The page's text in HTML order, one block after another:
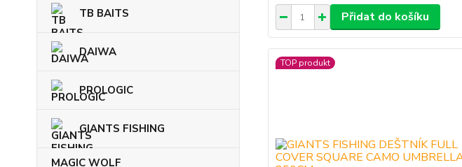
TB BAITS
DAIWA
PROLOGIC
GIANTS FISHING
MAGIC WOLF
Přidat do košíku
TOP produkt